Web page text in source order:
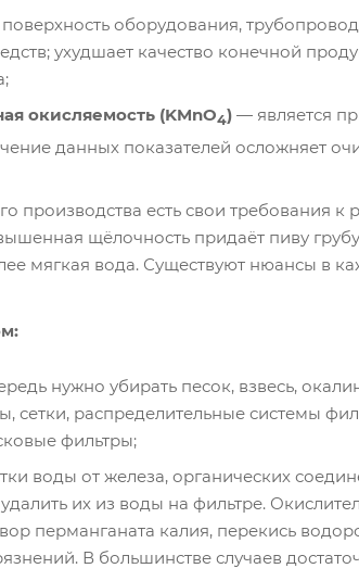
оборудования,
ухудшает качество конечной
окисляемость (KMnO4) — является
данных показателей осложняет
производства есть свои требования
щёлочность придаёт пиву
мягкая вода. Существуют нюансы в
нужно убирать песок, взвесь,
распределительные системы
фильтры;
воды от железа, органических
их из воды на фильтре.
перманганата калия, перекись
В большинстве случаев